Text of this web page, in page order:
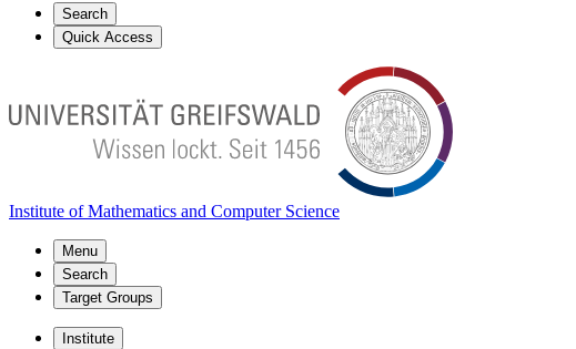
Search
Quick Access
Institute of Mathematics and Computer Science
Menu
Search
Target Groups
Institute